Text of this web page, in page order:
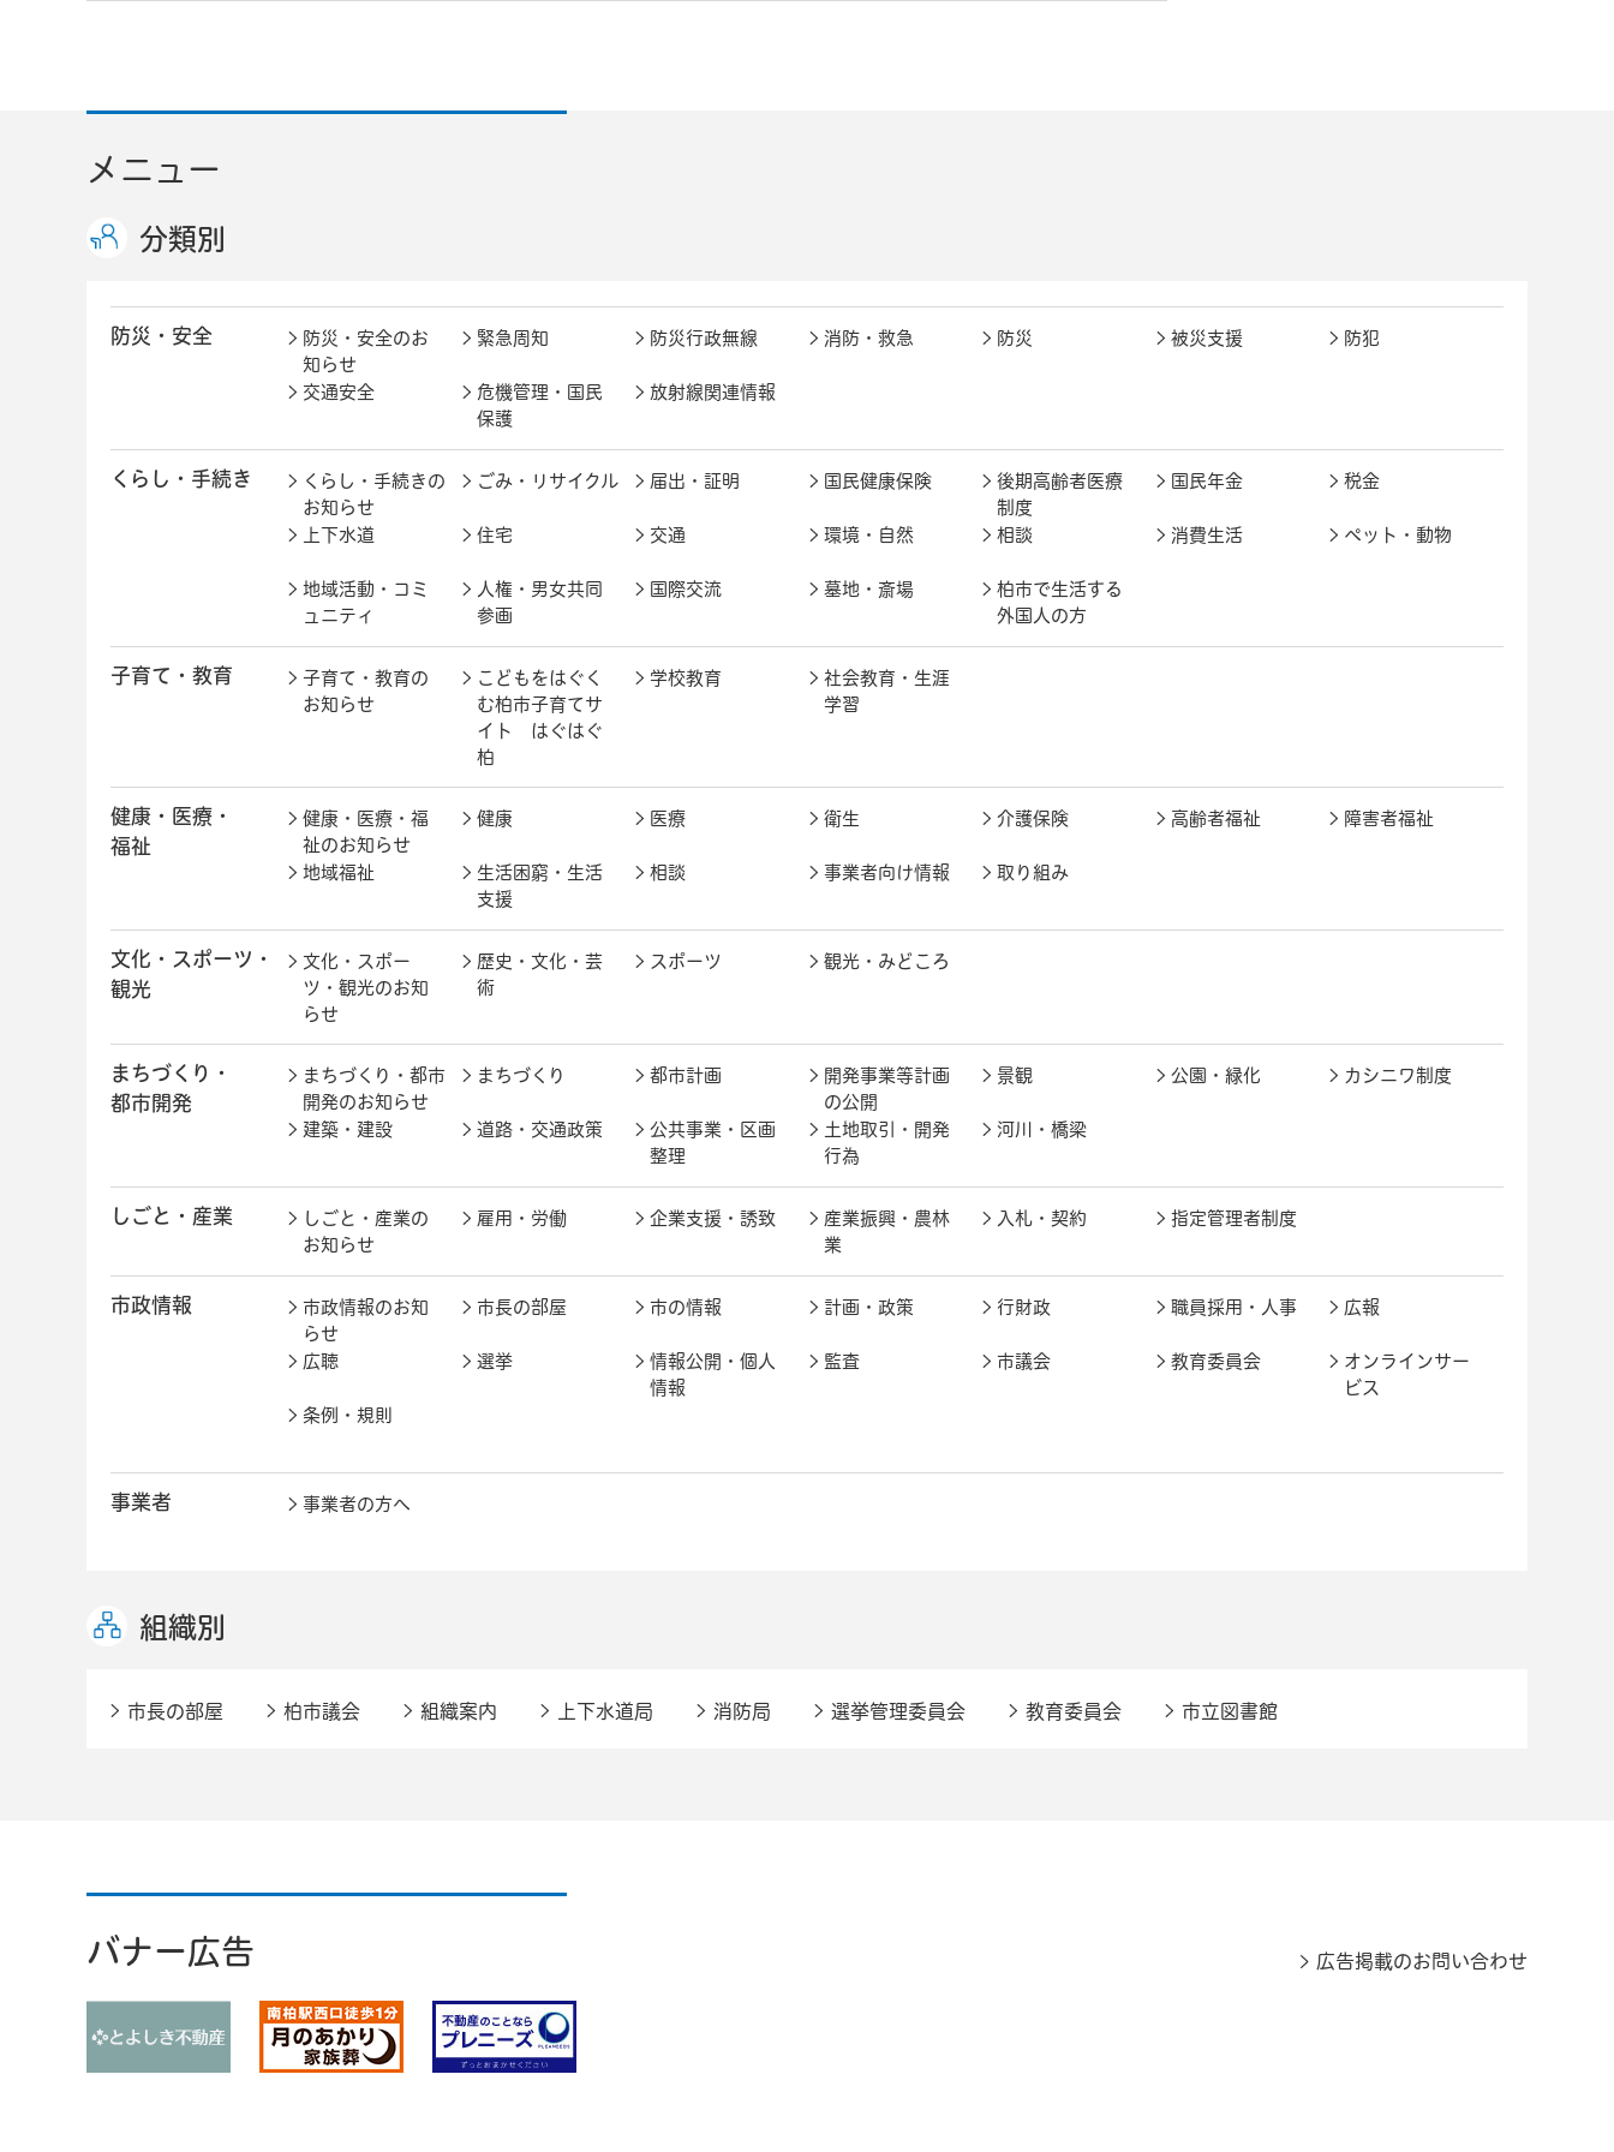
メニュー
分類別
防災・安全
防災・安全のお
知らせ
緊急周知 防災行政無線 消防・救急 防災 被災支援 防犯
交通安全
危機管理・国民
保護
放射線関連情報
くらし・手続き
くらし・手続きの
お知らせ
ごみ・リサイクル 届出・証明 国民健康保険
後期高齢者医療
制度
国民年金 税金
上下水道 住宅 交通 環境・自然 相談 消費生活 ペット・動物
地域活動・コミ
ュニティ
人権・男女共同
参画
国際交流 墓地・斎場
柏市で生活する
外国人の方
子育て・教育
子育て・教育の
お知らせ
こどもをはぐく
む柏市子育てサ
イト はぐはぐ
柏
学校教育
社会教育・生涯
学習
健康・医療・
福祉
健康・医療・福
祉のお知らせ
健康 医療 衛生 介護保険 高齢者福祉 障害者福祉
地域福祉
生活困窮・生活
支援
相談 事業者向け情報 取り組み
文化・スポーツ・
観光
文化・スポー
ツ・観光のお知
らせ
歴史・文化・芸
術
スポーツ 観光・みどころ
まちづくり・
都市開発
まちづくり・都市
開発のお知らせ
まちづくり 都市計画
開発事業等計画
の公開
景観 公園・緑化 カシニワ制度
建築・建設 道路・交通政策
公共事業・区画
整理
土地取引・開発
行為
河川・橋梁
しごと・産業
しごと・産業の
お知らせ
雇用・労働 企業支援・誘致
産業振興・農林
業
入札・契約 指定管理者制度
市政情報
市政情報のお知
らせ
市長の部屋 市の情報 計画・政策 行財政 職員採用・人事 広報
広聴 選挙
情報公開・個人
情報
監査 市議会 教育委員会
オンラインサー
ビス
条例・規則
事業者 事業者の方へ
組織別
市長の部屋 柏市議会 組織案内 上下水道局 消防局 選挙管理委員会 教育委員会 市立図書館
バナー広告 広告掲載のお問い合わせ